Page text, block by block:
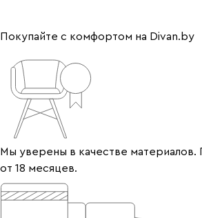
Покупайте с комфортом на Divan.by
Мы уверены в качестве материалов.
от 18 месяцев.